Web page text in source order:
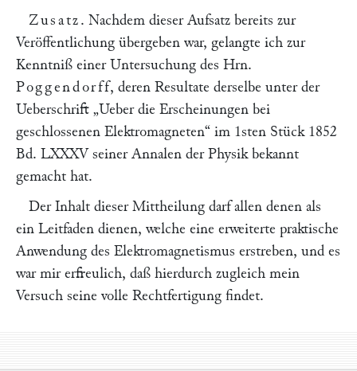
Zusatz . Nachdem dieser Aufsatz bereits zur
Veröffentlichung übergeben war, gelangte ich zur
Kenntniß einer Untersuchung des Hrn.
Poggendorff, deren Resultate derselbe unter der
Ueberschrift „Ueber die Erscheinungen bei
geschlossenen Elektromagneten“ im 1sten Stück 1852
Bd. LXXXV seiner Annalen der Physik bekannt
gemacht hat.
Der Inhalt dieser Mittheilung darf allen denen als
ein Leitfaden dienen, welche eine erweiterte praktische
Anwendung des Elektromagnetismus erstreben, und es
war mir erfreulich, daß hierdurch zugleich mein
Versuch seine volle Rechtfertigung findet.